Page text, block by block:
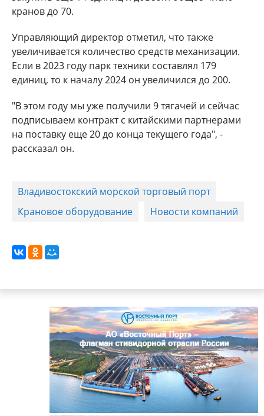
кранов до 70.
Управляющий директор отметил, что также
увеличивается количество средств механизации.
Если в 2023 году парк техники составлял 179
единиц, то к началу 2024 он увеличился до 200.
"В этом году мы уже получили 9 тягачей и сейчас
подписываем контракт с китайскими партнерами
на поставку еще 20 до конца текущего года", -
рассказал он.
Владивостокский морской торговый порт
Крановое оборудование
Новости компаний